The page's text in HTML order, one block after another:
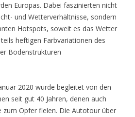
Europas. Dabei faszinierten nicht
und Wetterverhältnisse, sondern
Hotspots, soweit es das Wetter
heftigen Farbvariationen des
Bodenstrukturen
2020 wurde begleitet von den
seit gut 40 Jahren, denen auch
zum Opfer fielen. Die Autotour über